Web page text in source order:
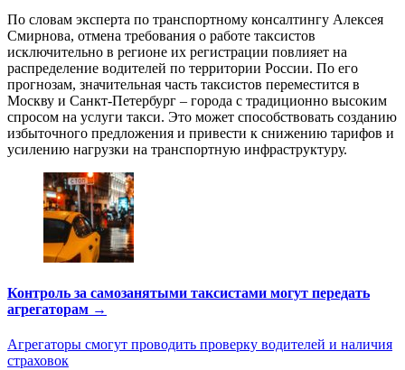
По словам эксперта по транспортному консалтингу Алексея
Смирнова, отмена требования о работе таксистов
исключительно в регионе их регистрации повлияет на
распределение водителей по территории России. По его
прогнозам, значительная часть таксистов переместится в
Москву и Санкт-Петербург – города с традиционно высоким
спросом на услуги такси. Это может способствовать созданию
избыточного предложения и привести к снижению тарифов и
усилению нагрузки на транспортную инфраструктуру.
Контроль за самозанятыми таксистами могут передать
агрегаторам →
Агрегаторы смогут проводить проверку водителей и наличия
страховок